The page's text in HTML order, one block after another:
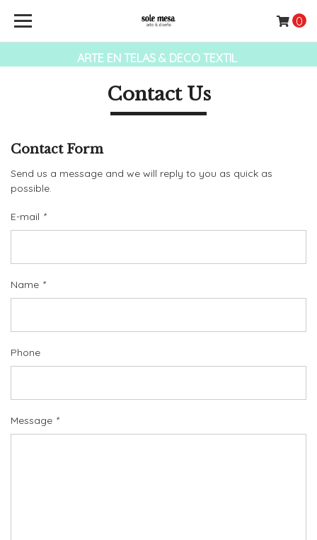
ARTE EN TELAS & DECO TEXTIL
0
Contact Us
Contact Form
Send us a message and we will reply to you as quick as
possible.
E-mail *
Name *
Phone
Message *